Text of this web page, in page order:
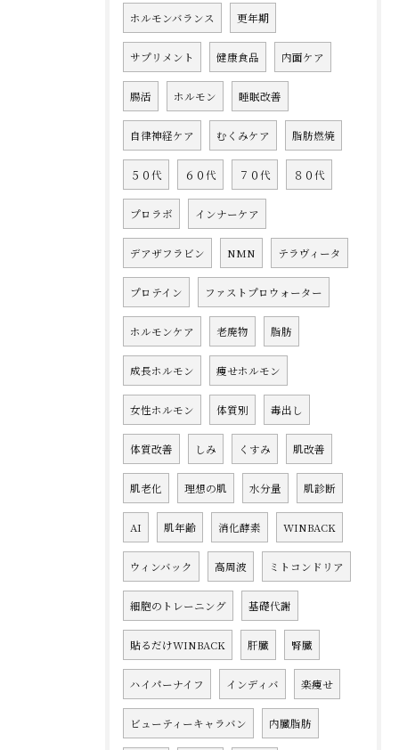
ホルモンバランス 更年期
サプリメント 健康食品 内面ケア
腸活 ホルモン 睡眠改善
自律神経ケア むくみケア 脂肪燃焼
５０代 ６０代 ７０代 ８０代
プロラボ インナーケア
デアザフラビン NMN テラヴィータ
プロテイン ファストプロウォーター
ホルモンケア 老廃物 脂肪
成長ホルモン 痩せホルモン
女性ホルモン 体質別 毒出し
体質改善 しみ くすみ 肌改善
肌老化 理想の肌 水分量 肌診断
AI 肌年齢 消化酵素 WINBACK
ウィンバック 高周波 ミトコンドリア
細胞のトレーニング 基礎代謝
貼るだけWINBACK 肝臓 腎臓
ハイパーナイフ インディバ 楽痩せ
ビューティーキャラバン 内臓脂肪